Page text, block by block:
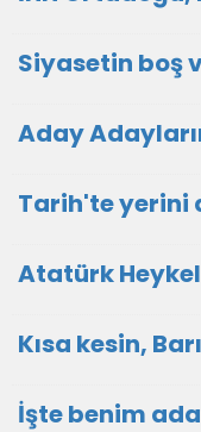
Siyasetin boş
Aday
Tarih'te yerini
Atatürk
Kısa kesin,
İşte benim